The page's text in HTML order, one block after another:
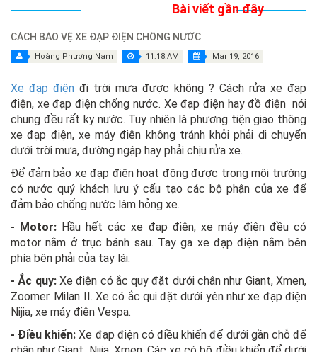
Bài viết gần đây
CÁCH BẢO VỆ XE ĐẠP ĐIỆN CHỐNG NƯỚC
Hoàng Phương Nam 11:18:AM Mar 19, 2016
Xe đạp điện đi trời mưa được không ? Cách rửa xe đạp
điện, xe đạp điện chống nước. Xe đạp điện hay đồ điện nói
chung đều rất kỵ nước. Tuy nhiên là phương tiện giao thông
xe đạp điện, xe máy điện không tránh khỏi phải di chuyển
dưới trời mưa, đường ngập hay phải chịu rửa xe.
Để đảm bảo xe đạp điện hoạt động được trong môi trường
có nước quý khách lưu ý cấu tạo các bộ phận của xe để
đảm bảo chống nước làm hỏng xe.
- Motor: Hầu hết các xe đạp điện, xe máy điện đều có
motor nằm ở trục bánh sau. Tay ga xe đạp điện nằm bên
phía bên phải của tay lái.
- Ắc quy: Xe điện có ắc quy đặt dưới chân như Giant, Xmen,
Zoomer. Milan II. Xe có ắc qui đặt dưới yên như xe đạp điện
Nijia, xe máy điện Vespa.
- Điều khiển:Xe đạp điện có điều khiển để dưới gần chỗ để